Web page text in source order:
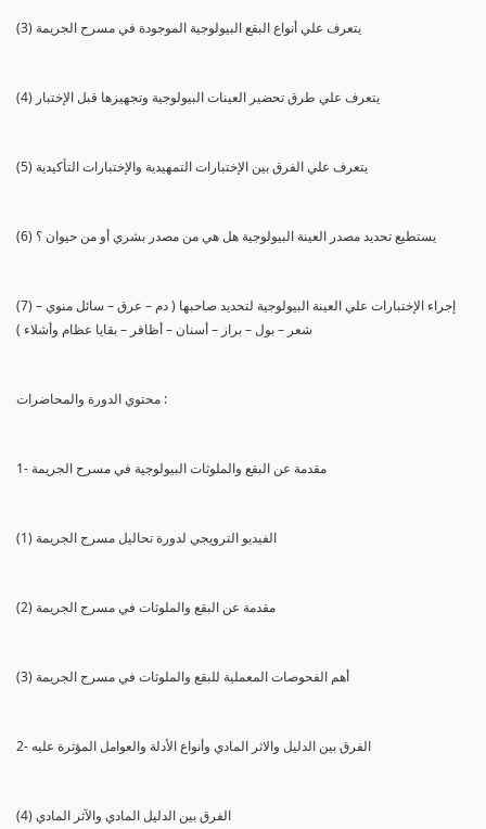
(3) يتعرف علي أنواع البقع البيولوجية الموجودة في مسرح الجريمة
(4) يتعرف علي طرق تحضير العينات البيولوجية وتجهيزها قبل الإختبار
(5) يتعرف علي الفرق بين الإختبارات التمهيدية والإختبارات التأكيدية
(6) يستطيع تحديد مصدر العينة البيولوجية هل هي من مصدر بشري أو من حيوان ؟
(7) إجراء الإختبارات علي العينة البيولوجية لتحديد صاحبها ( دم – عرق – سائل منوي –
شعر – بول – براز – أسنان – أظافر – بقايا عظام وأشلاء )
محتوي الدورة والمحاضرات :
1- مقدمة عن البقع والملوثات البيولوجية في مسرح الجريمة
(1) الفيديو الترويجي لدورة تحاليل مسرح الجريمة
(2) مقدمة عن البقع والملوثات في مسرح الجريمة
(3) أهم الفحوصات المعملية للبقع والملوثات في مسرح الجريمة
2- الفرق بين الدليل والاثر المادي وأنواع الأدلة والعوامل المؤثرة عليه
(4) الفرق بين الدليل المادي والآثر المادي